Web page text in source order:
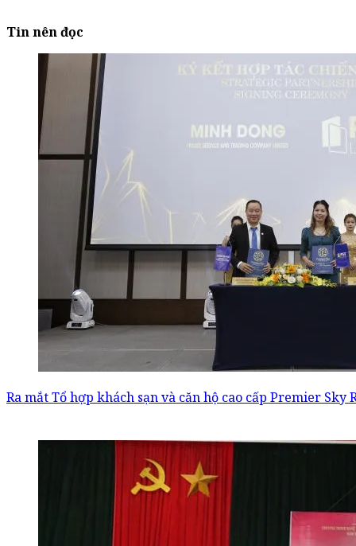
Tin nên đọc
Ra mắt Tổ hợp khách sạn và căn hộ cao cấp Premier Sky